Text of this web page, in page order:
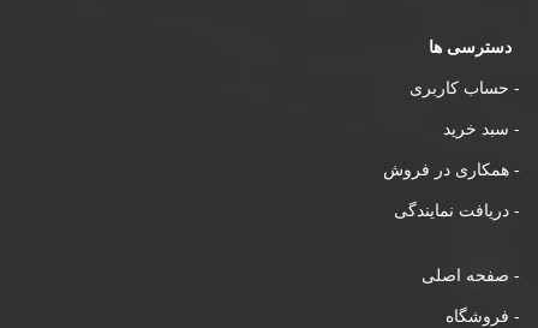
دسترسی ها
- حساب کاربری
- سبد خرید
- همکاری در فروش
- دریافت نمایندگی
- صفحه اصلی
- فروشگاه